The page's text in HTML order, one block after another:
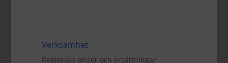
Verksamhet
Regionala priser och ersättningar